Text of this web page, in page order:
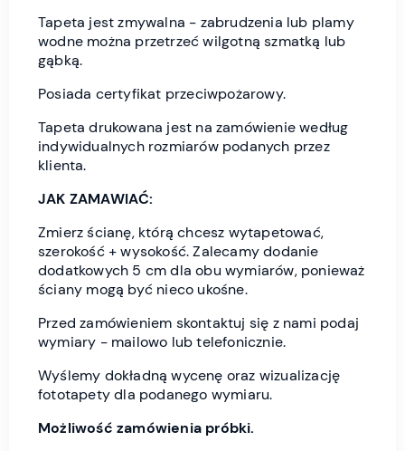
Tapeta jest zmywalna - zabrudzenia lub plamy
wodne można przetrzeć wilgotną szmatką lub
gąbką.
Posiada certyfikat przeciwpożarowy.
Tapeta drukowana jest na zamówienie według
indywidualnych rozmiarów podanych przez
klienta.
JAK ZAMAWIAĆ:
Zmierz ścianę, którą chcesz wytapetować,
szerokość + wysokość. Zalecamy dodanie
dodatkowych 5 cm dla obu wymiarów, ponieważ
ściany mogą być nieco ukośne.
Przed zamówieniem skontaktuj się z nami podaj
wymiary - mailowo lub telefonicznie.
Wyślemy dokładną wycenę oraz wizualizację
fototapety dla podanego wymiaru.
Możliwość zamówienia próbki.